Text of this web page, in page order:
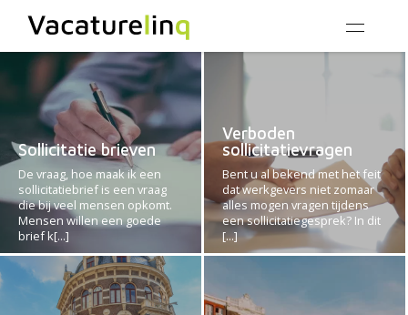
Sollicitatie brieven
De vraag, hoe maak ik een
sollicitatiebrief is een vraag
die bij veel mensen opkomt.
Mensen willen een goede
brief k[...]
Verboden
sollicitatievragen
Bent u al bekend met het feit
dat werkgevers niet zomaar
alles mogen vragen tijdens
een sollicitatiegesprek? In dit
[...]